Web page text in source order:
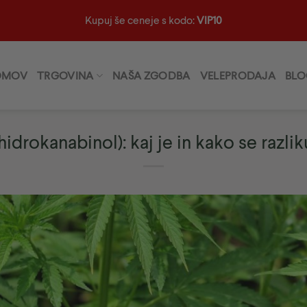
Kupuj še ceneje s kodo:VIP10
TRGOVINA NAŠA ZGODBA VELEPRODAJA
kaj je in kako se